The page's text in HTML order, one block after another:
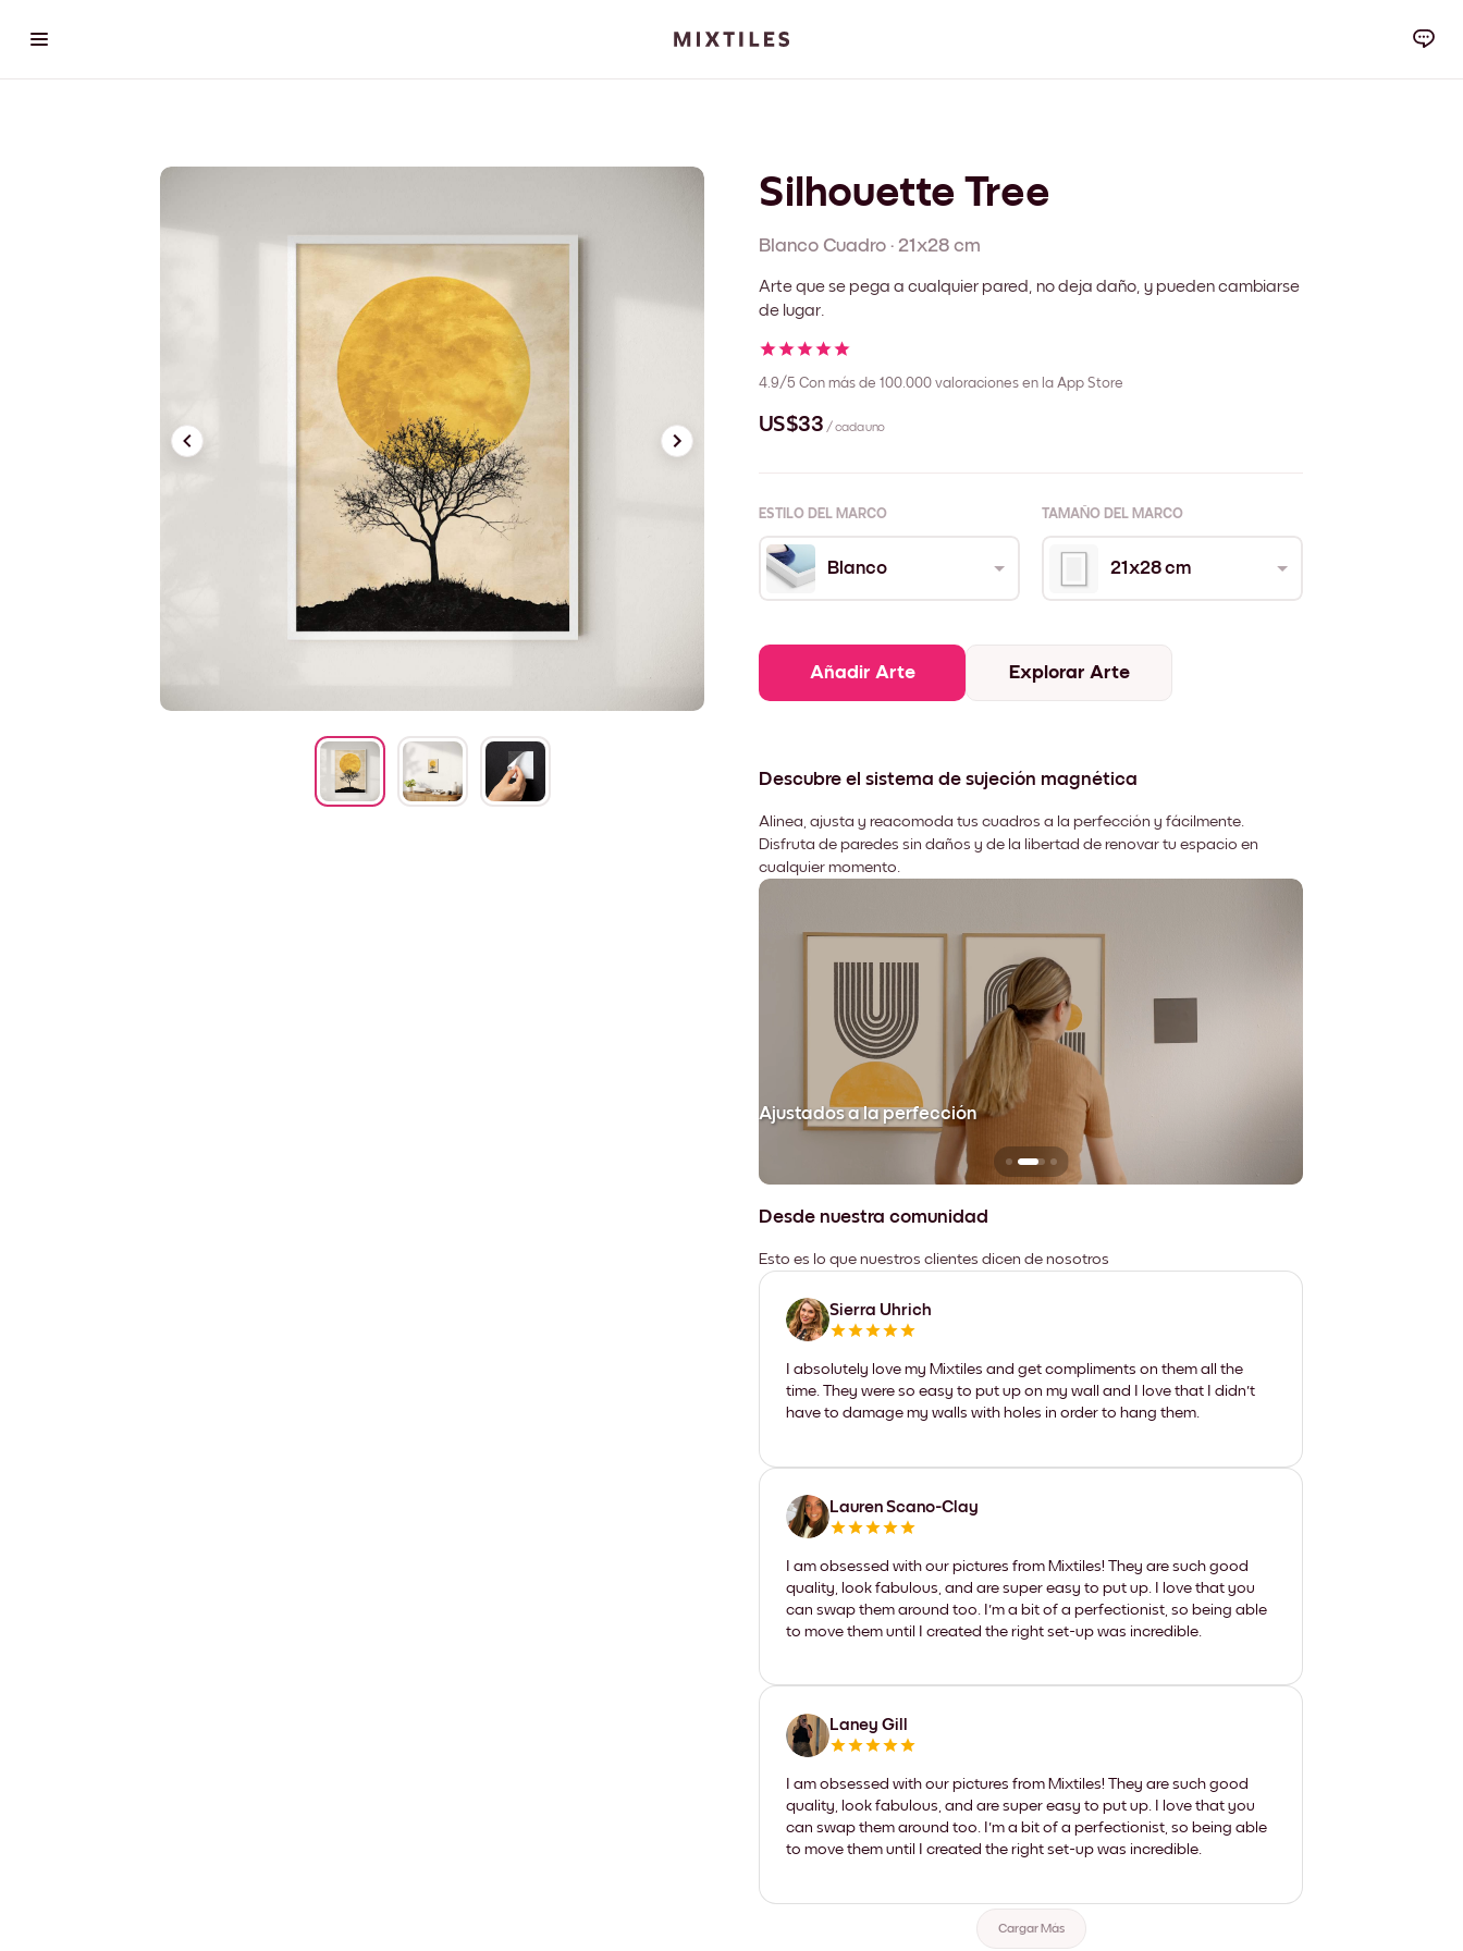
Silhouette Tree
Blanco Cuadro · 21x28 cm
Arte que se pega a cualquier pared, no deja daño, y pueden cambiarse
de lugar.
4.9/5 Con más de 100.000 valoraciones en la App Store
US$33 / cada uno
ESTILO DEL MARCO TAMAÑO DEL MARCO
Blanco 21x28 cm
Añadir Arte Explorar Arte
Descubre el sistema de sujeción magnética
Alinea, ajusta y reacomoda tus cuadros a la perfección y fácilmente.
Disfruta de paredes sin daños y de la libertad de renovar tu espacio en
cualquier momento.
Ajustados a la perfección
Desde nuestra comunidad
Esto es lo que nuestros clientes dicen de nosotros
Sierra Uhrich
I absolutely love my Mixtiles and get compliments on them all the
time. They were so easy to put up on my wall and I love that I didn't
have to damage my walls with holes in order to hang them.
Lauren Scano-Clay
I am obsessed with our pictures from Mixtiles! They are such good
quality, look fabulous, and are super easy to put up. I love that you
can swap them around too. I'm a bit of a perfectionist, so being able
to move them until I created the right set-up was incredible.
Laney Gill
I am obsessed with our pictures from Mixtiles! They are such good
quality, look fabulous, and are super easy to put up. I love that you
can swap them around too. I'm a bit of a perfectionist, so being able
to move them until I created the right set-up was incredible.
Cargar Más